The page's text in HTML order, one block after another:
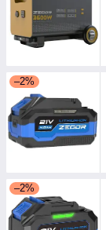
–2%
–2%